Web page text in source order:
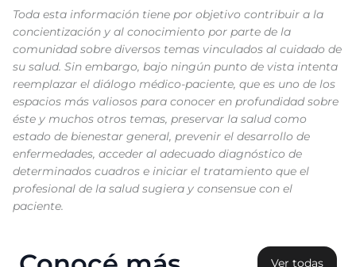
Toda esta información tiene por objetivo contribuir a la
concientización y al conocimiento por parte de la
comunidad sobre diversos temas vinculados al cuidado de
su salud. Sin embargo, bajo ningún punto de vista intenta
reemplazar el diálogo médico-paciente, que es uno de los
espacios más valiosos para conocer en profundidad sobre
éste y muchos otros temas, preservar la salud como
estado de bienestar general, prevenir el desarrollo de
enfermedades, acceder al adecuado diagnóstico de
determinados cuadros e iniciar el tratamiento que el
profesional de la salud sugiera y consensue con el
paciente.
Ver todas